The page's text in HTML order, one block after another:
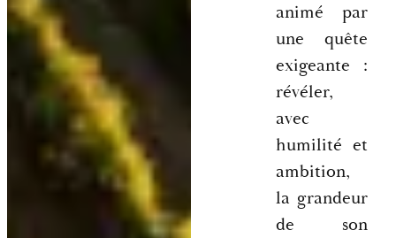
animé par
une quête
exigeante :
révéler,
avec
humilité et
ambition,
la grandeur
de son